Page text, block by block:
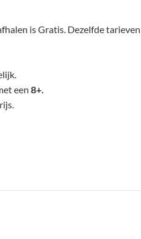
is Gratis. Dezelfde tarieven
een 8+.